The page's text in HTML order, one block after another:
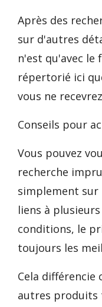
Après des
sur d'autres
n'est qu'avec le
répertorié ici
vous ne
Conseils pour
Vous pouvez
recherche
simplement sur
liens à
conditions, le
toujours les
Cela
autres produits